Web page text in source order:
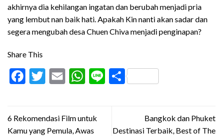
akhirnya dia kehilangan ingatan dan berubah menjadi pria
yang lembut nan baik hati. Apakah Kin nanti akan sadar dan
segera mengubah desa Chuen Chiva menjadi penginapan?
Share This
Facebook
Twitter
EmailWhatsApp
LineShare
6 Rekomendasi Film untuk
Kamu yang Pemula, Awas
Bangkok dan Phuket
Destinasi Terbaik, Best of The